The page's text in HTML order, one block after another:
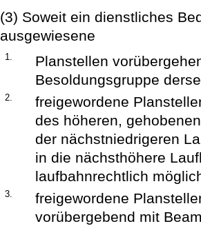
(3) Soweit ein dienstliches
ausgewiesene
1.
Planstellen
Besoldungsgruppe
2.
freigewordene
des höheren,
der nächstniedrigeren
in die nächsthöhere
laufbahnrechtlich
3.
freigewordene
vorübergebend mit